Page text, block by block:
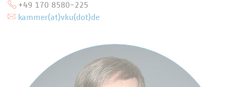
+49 170 8580-225
kammer(at)vku(dot)de